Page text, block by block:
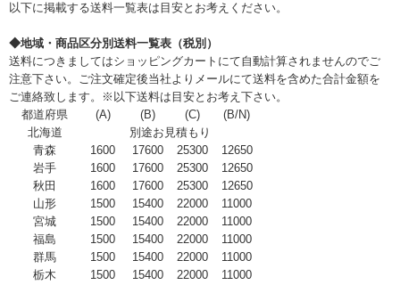
以下に掲載する送料一覧表は目安とお考えください。
◆地域・商品区分別送料一覧表（税別）
送料につきましてはショッピングカートにて自動計算されませんのでご
注意下さい。ご注文確定後当社よりメールにて送料を含めた合計金額を
ご連絡致します。※以下送料は目安とお考え下さい。
都道府県
(A) (B) (C)
(B/N)
北海道
別途お見積もり
青森
1600 17600 25300
12650
岩手
1600 17600 25300
12650
秋田
1600 17600 25300
12650
山形
1500 15400 22000
11000
宮城
1500 15400 22000
11000
福島
1500 15400 22000
11000
群馬
1500 15400 22000
11000
栃木
1500 15400 22000
11000